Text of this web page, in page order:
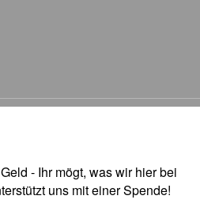
- Ihr mögt, was wir hier bei
uns mit einer Spende!